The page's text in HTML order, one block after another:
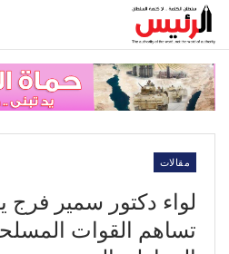
مقالات
لواء دكتور سمير فرج
تساهم القوات